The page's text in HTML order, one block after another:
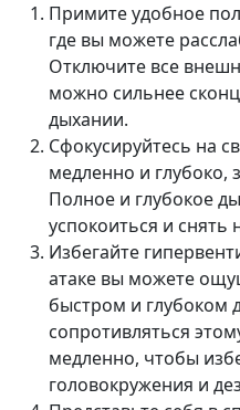
Примите удобное
где вы можете
Отключите все
можно сильнее
дыхании.
Сфокусируйтесь на
медленно и глубоко,
Полное и глубокое
успокоиться и снять
Избегайте
атаке вы можете
быстром и глубоком
сопротивляться
медленно, чтобы
головокружения и